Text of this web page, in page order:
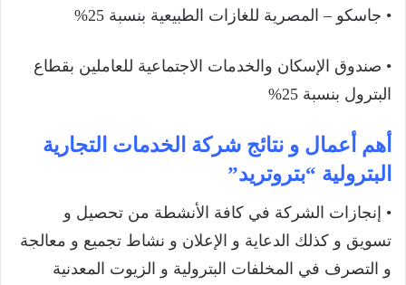
• جاسكو – المصرية للغازات الطبيعية بنسبة 25%
• صندوق الإسكان والخدمات الاجتماعية للعاملين بقطاع
البترول بنسبة 25%
أهم أعمال و نتائج شركة الخدمات التجارية
البترولية “بتروتريد”
• إنجازات الشركة في كافة الأنشطة من تحصيل و
تسويق و كذلك الدعاية و الإعلان و نشاط تجميع و معالجة
و التصرف في المخلفات البترولية و الزيوت المعدنية